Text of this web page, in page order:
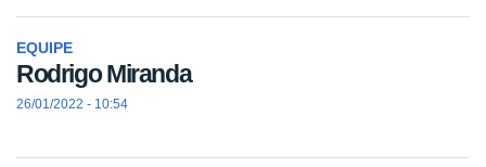
EQUIPE
Rodrigo Miranda
26/01/2022 - 10:54